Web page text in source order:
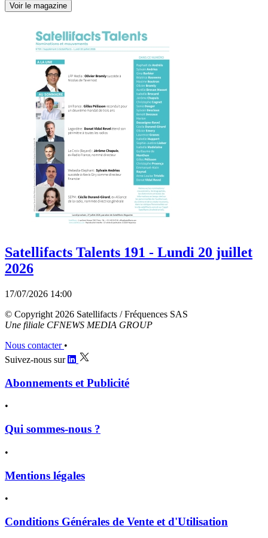
Voir le magazine
Satellifacts Talents 191 - Lundi 20 juillet
2026
17/07/2026 14:00
© Copyright 2026 Satellifacts / Fréquences SAS
Une filiale CFNEWS MEDIA GROUP
Nous contacter •
Suivez-nous sur
Abonnements et Publicité
•
Qui sommes-nous ?
•
Mentions légales
•
Conditions Générales de Vente et d'Utilisation